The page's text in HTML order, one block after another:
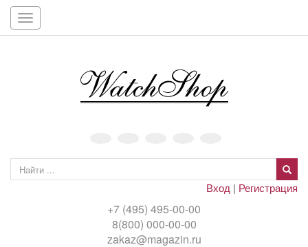
Toggle
navigation
Вход | Регистрация
+7 (495) 495-00-00
8(800) 000-00-00
zakaz@magazin.ru